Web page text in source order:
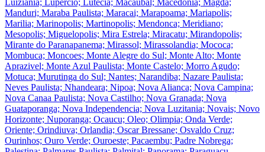
Luiziania; Lupercio; Lutecia; Macaubal; Macedonia; Magda;
Manduri; Maraba Paulista; Maracai; Marapoama; Mariapolis;
Marilia; Marinopolis; Martinopolis; Mendonca; Meridiano;
Mesopolis; Miguelopolis; Mira Estrela; Miracatu; Mirandopolis;
Mirante do Paranapanema; Mirassol; Mirassolandia; Mococa;
Mombuca; Moncoes; Monte Alegre do Sul; Monte Alto; Monte
Aprazivel; Monte Azul Paulista; Monte Castelo; Morro Agudo;
Motuca; Murutinga do Sul; Nantes; Narandiba; Nazare Paulista;
Neves Paulista; Nhandeara; Nipoa; Nova Alianca; Nova Campina;
Nova Canaa Paulista; Nova Castilho; Nova Granada; Nova
Guataporanga; Nova Independencia; Nova Luzitania; Novais; Novo
Horizonte; Nuporanga; Ocaucu; Oleo; Olimpia; Onda Verde;
Oriente; Orindiuva; Orlandia; Oscar Bressane; Osvaldo Cruz;
Ourinhos; Ouro Verde; Ouroeste; Pacaembu; Padre Nobrega;